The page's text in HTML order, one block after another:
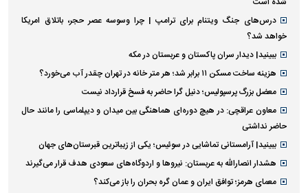
درس‌های جنگ ویتنام برای ترامپ | چرا وسوسه عصر حجر، باتلاق امریکا
خواهد شد؟
ببینید| دیدار سران پاکستان و عربستان در مکه
هزینه ساخت مسکن ۱۱ برابر شد؛ هر متر خانه در تهران چقدر آب می‌خورد؟
معضل بزرگ پرسپولیس؛ دنیل گرا حاضر به فسخ قرارداد نیست
معاون عراقچی: در هیچ دوره‌ای هماهنگی بین میدان و دیپلماسی را مانند حال
حاضر نداشتی
ببینید| آرامستانی تماشایی در سوئیس؛ یکی از زیباترین قبرستان‌های جهان
هشدار انصارالله به عربستان: نیروها و اردوگاه‌های سعودی هدف قرار می‌گیرند
معمای هرمز؛ توافق ایران و عمان گره بحران را باز می‌کند؟